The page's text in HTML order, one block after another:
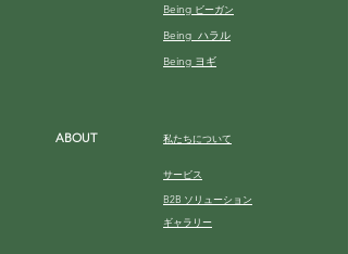
Being ビーガン
Being ハラル
Being ヨギ
ABOUT 私たちについて
サービス
B2B ソリューション
ギャラリー